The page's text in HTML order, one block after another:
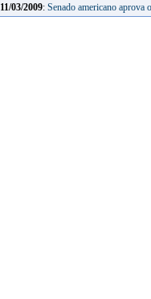
11/03/2009: Senado americano aprova